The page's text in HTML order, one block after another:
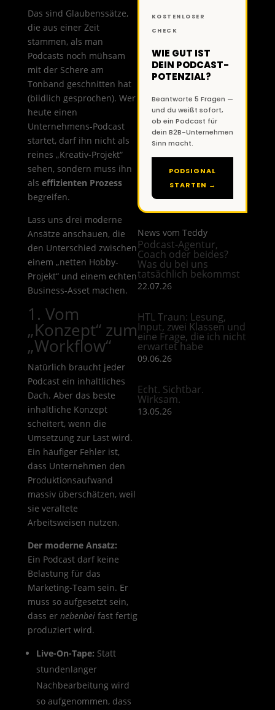
Das sind Glaubenssätze,
die aus einer Zeit
stammen, als man
Podcasts noch mühsam
mit der Schere am
Tonband geschnitten hat
(bildlich gesprochen). Wer
heute einen
Unternehmens-Podcast
startet, darf ihn nicht als
reines „Kreativ-Projekt“
sehen, sondern muss ihn
als effizienten Prozess
begreifen.
Lass uns drei moderne
Ansätze anschauen, die
den Unterschied zwischen
einem „netten Hobby-
Projekt“ und einem echten
Business-Asset machen.
1. Vom
„Konzept“ zum
„Workflow“
Natürlich braucht jeder
Podcast ein inhaltliches
Dach. Aber das beste
inhaltliche Konzept
scheitert, wenn die
Umsetzung zur Last wird.
Ein häufiger Fehler ist,
dass Unternehmen den
Produktionsaufwand
massiv überschätzen, weil
sie veraltete
Arbeitsweisen nutzen.
Der moderne Ansatz:
Ein Podcast darf keine
Belastung für das
Marketing-Team sein. Er
muss so aufgesetzt sein,
dass er nebenbeifast fertig
produziert wird.
Live-On-Tape: Statt
stundenlanger
Nachbearbeitung wird
so aufgenommen, dass
KOSTENLOSER
CHECK
WIE GUT IST
DEIN PODCAST-
POTENZIAL?
Beantworte 5 Fragen —
und du weißt sofort,
ob ein Podcast für
dein B2B-Unternehmen
Sinn macht.
PODSIGNAL
STARTEN →
News vom Teddy
Podcast-Agentur,
Coach oder beides?
Was du bei uns
tatsächlich bekommst
22.07.26
HTL Traun: Lesung,
Input, zwei Klassen und
eine Frage, die ich nicht
erwartet habe
09.06.26
Echt. Sichtbar.
Wirksam.
13.05.26